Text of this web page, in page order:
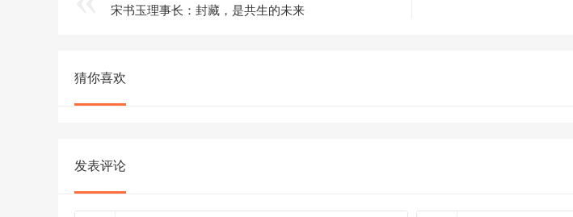
宋书玉理事长：封藏，是共生的未来
猜你喜欢
发表评论